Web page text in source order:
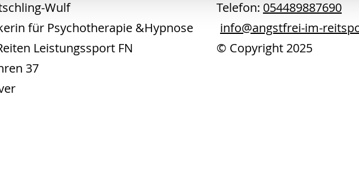
Gottschling-Wulf Telefon: 054489887690
für Psychotherapie &Hypnose info@angstfrei-im-
Reiten Leistungssport FN © Copyright 2025
Föhren 37
Barver